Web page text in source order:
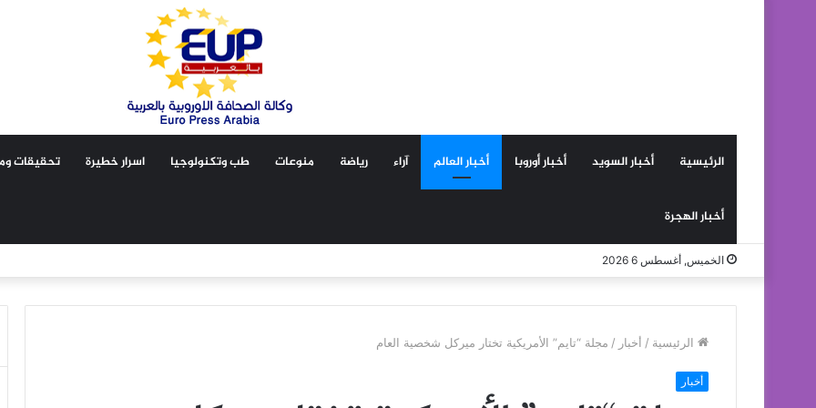
الرئيسية أخبار السويد أخبار أوروبا أخبار العالم آراء رياضة منوعات طب وتكنولوجيا اسرار خطيرة تحقيقات
أخبار الهجرة
الخميس, أغسطس 6 2026
الرئيسية / أخبار / مجلة “تايم” الأمريكية تختار ميركل شخصية العام
أخبار